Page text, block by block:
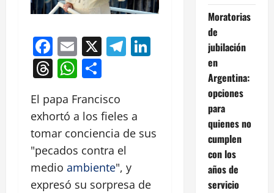
Facebook
Email
X Telegram
LinkedIn
Threads
WhatsApp
El papa Francisco
exhortó a los fieles a
tomar conciencia de sus
"pecados contra el
medio ambiente", y
expresó su sorpresa de
Moratorias
de
jubilación
en
Argentina:
opciones
para
quienes no
cumplen
con los
años de
servicio